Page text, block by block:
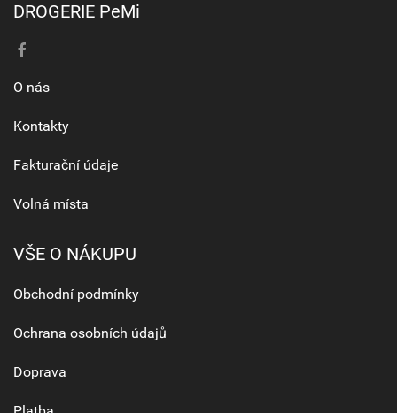
DROGERIE PeMi
O nás
Kontakty
Fakturační údaje
Volná místa
VŠE O NÁKUPU
Obchodní podmínky
Ochrana osobních údajů
Doprava